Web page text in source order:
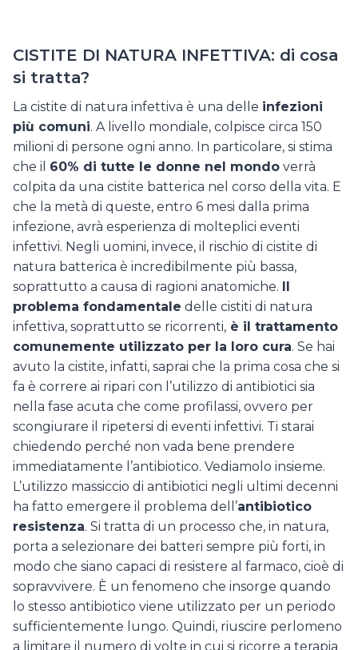
CISTITE DI NATURA INFETTIVA: di cosa
si tratta?
La cistite di natura infettiva è una delle infezioni
più comuni. A livello mondiale, colpisce circa 150
milioni di persone ogni anno. In particolare, si stima
che il 60% di tutte le donne nel mondo verrà
colpita da una cistite batterica nel corso della vita. E
che la metà di queste, entro 6 mesi dalla prima
infezione, avrà esperienza di molteplici eventi
infettivi. Negli uomini, invece, il rischio di cistite di
natura batterica è incredibilmente più bassa,
soprattutto a causa di ragioni anatomiche. Il
problema fondamentale delle cistiti di natura
infettiva, soprattutto se ricorrenti, è il trattamento
comunemente utilizzato per la loro cura. Se hai
avuto la cistite, infatti, saprai che la prima cosa che si
fa è correre ai ripari con l’utilizzo di antibiotici sia
nella fase acuta che come profilassi, ovvero per
scongiurare il ripetersi di eventi infettivi. Ti starai
chiedendo perché non vada bene prendere
immediatamente l’antibiotico. Vediamolo insieme.
L’utilizzo massiccio di antibiotici negli ultimi decenni
ha fatto emergere il problema dell’antibiotico
resistenza. Si tratta di un processo che, in natura,
porta a selezionare dei batteri sempre più forti, in
modo che siano capaci di resistere al farmaco, cioè di
sopravvivere. È un fenomeno che insorge quando
lo stesso antibiotico viene utilizzato per un periodo
sufficientemente lungo. Quindi, riuscire perlomeno
a limitare il numero di volte in cui si ricorre a terapia